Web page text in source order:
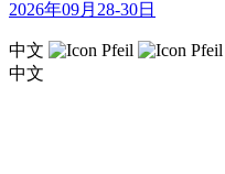
2026年09月28-30日
中文
中文